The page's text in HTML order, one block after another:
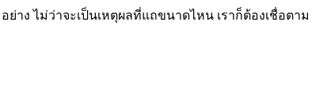
าง ไม่ว่าจะเป็นเหตุผลที่แถขนาดไหน เราก็ต้องเชื่อตาม